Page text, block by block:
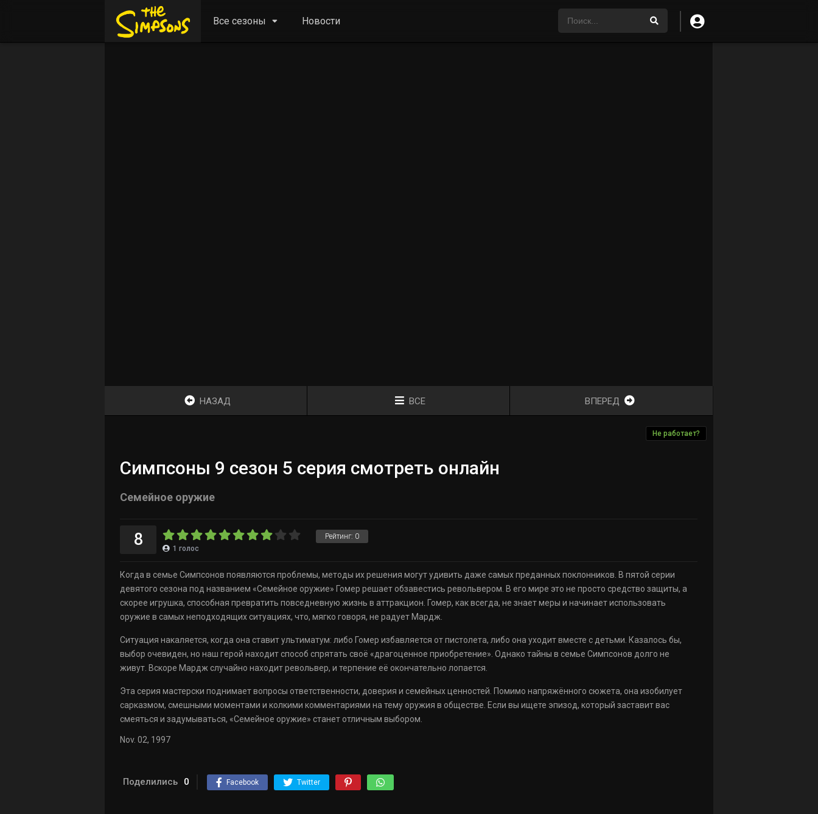
Все сезоны Новости
НАЗАД ВСЕ ВПЕРЕД
Не работает?
Симпсоны 9 сезон 5 серия смотреть онлайн
Семейное оружие
Рейтинг: 0
8 1 голос
Когда в семье Симпсонов появляются проблемы, методы их решения могут удивить даже самых преданных поклонников. В пятой серии
девятого сезона под названием «Семейное оружие» Гомер решает обзавестись револьвером. В его мире это не просто средство защиты, а
скорее игрушка, способная превратить повседневную жизнь в аттракцион. Гомер, как всегда, не знает меры и начинает использовать
оружие в самых неподходящих ситуациях, что, мягко говоря, не радует Мардж.
Ситуация накаляется, когда она ставит ультиматум: либо Гомер избавляется от пистолета, либо она уходит вместе с детьми. Казалось бы,
выбор очевиден, но наш герой находит способ спрятать своё «драгоценное приобретение». Однако тайны в семье Симпсонов долго не
живут. Вскоре Мардж случайно находит револьвер, и терпение её окончательно лопается.
Эта серия мастерски поднимает вопросы ответственности, доверия и семейных ценностей. Помимо напряжённого сюжета, она изобилует
сарказмом, смешными моментами и колкими комментариями на тему оружия в обществе. Если вы ищете эпизод, который заставит вас
смеяться и задумываться, «Семейное оружие» станет отличным выбором.
Nov. 02, 1997
Поделились 0 Facebook Twitter